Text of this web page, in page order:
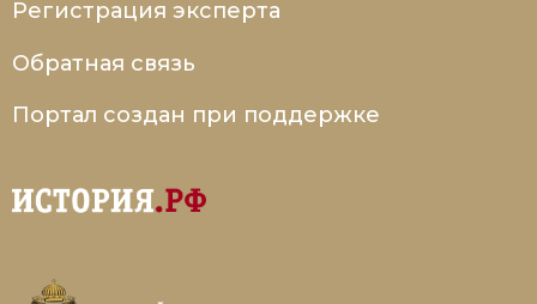
Регистрация эксперта
Обратная связь
Портал создан при поддержке